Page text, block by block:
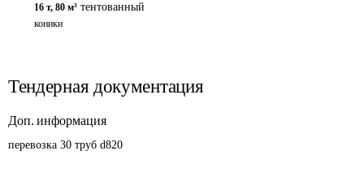
16 т, 80 м³ тентованный
коники
Тендерная документация
Доп. информация
перевозка 30 труб d820